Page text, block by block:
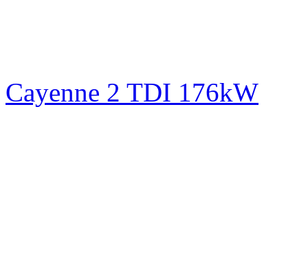
Cayenne 2 TDI 176kW